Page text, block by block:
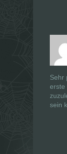
Sehr
erste
sein